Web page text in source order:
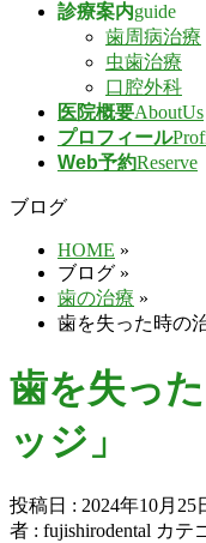
診療案内guide
歯周病治療
虫歯治療
口腔外科
医院概要AboutUs
プロフィール
Web予約Reserve
ブログ
HOME »
ブログ »
歯の治療 »
歯を失った時の
歯を失っ
ッジ」
投稿日 : 2024年10月25
者 : fujishirodental カテ